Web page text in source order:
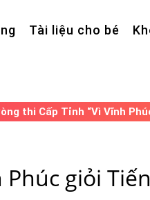
Tài liệu cho bé
thi Cấp Tỉnh “Vì Vĩnh
giỏi